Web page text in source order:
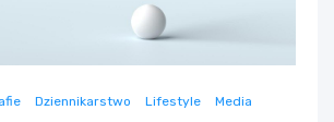
Dziennikarstwo Lifestyle Media